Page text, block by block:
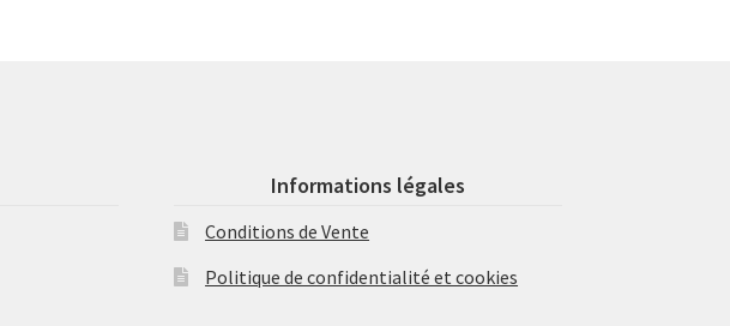
Informations légales
Conditions de Vente
Politique de confidentialité et cookies